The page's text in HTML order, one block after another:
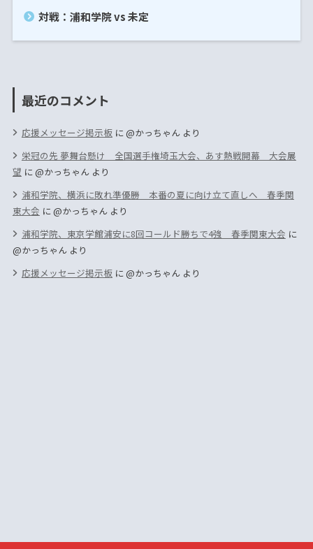
対戦：浦和学院 vs 未定
最近のコメント
応援メッセージ掲示板に@かっちゃんより
栄冠の先 夢舞台懸け 全国選手権埼玉大会、あす熱戦開幕 大会展
望 に@かっちゃんより
浦和学院、横浜に敗れ準優勝 本番の夏に向け立て直しへ 春季関
東大会 に@かっちゃんより
浦和学院、東京学館浦安に8回コールド勝ちで4強 春季関東大会 に
@かっちゃんより
応援メッセージ掲示板に@かっちゃんより